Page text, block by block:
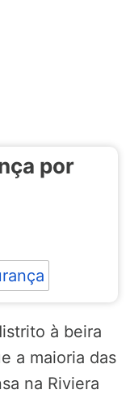
por
à beira
a maioria das
na Riviera